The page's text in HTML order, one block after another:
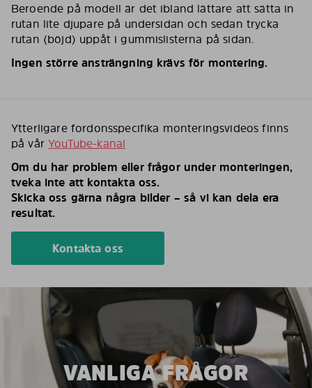
Beroende på modell är det ibland lättare att sätta in
rutan lite djupare på undersidan och sedan trycka
rutan (böjd) uppåt i gummislisterna på sidan.
Ingen större ansträngning krävs för montering.
Ytterligare fordonsspecifika monteringsvideos finns
på vårYouTube-kanal
Om du har problem eller frågor under monteringen,
tveka inte att kontakta oss.
Skicka oss gärna några bilder – så vi kan dela era
resultat.
Kontakta oss
VANLIGA FRÅGOR